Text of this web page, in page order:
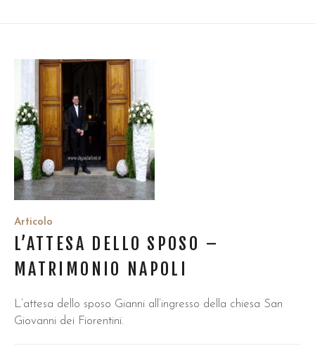
Articolo
L’ATTESA DELLO SPOSO –
MATRIMONIO NAPOLI
L’attesa dello sposo Gianni all’ingresso della chiesa San
Giovanni dei Fiorentini.